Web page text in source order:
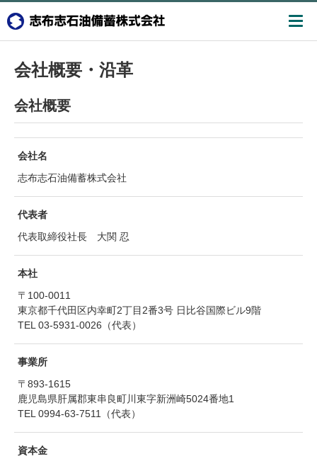
会社概要・沿革
会社概要
会社名
志布志石油備蓄株式会社
代表者
代表取締役社長 大関 忍
本社
〒100-0011
東京都千代田区内幸町2丁目2番3号 日比谷国際ビル9階
TEL 03-5931-0026（代表）
事業所
〒893-1615
鹿児島県肝属郡東串良町川東字新洲崎5024番地1
TEL 0994-63-7511（代表）
資本金